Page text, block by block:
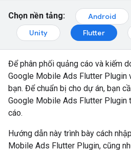
Chọn nền tảng: Android
Unity
Flutter
Để phân phối quảng cáo và kiếm
Google Mobile Ads Flutter Plugin
bạn. Để chuẩn bị cho dự án, bạn
Google Mobile Ads Flutter Plugin
cáo.
Hướng dẫn này trình bày cách
Mobile Ads Flutter Plugin, cũng